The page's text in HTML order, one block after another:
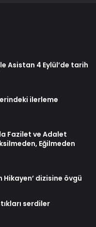
Asistan 4 Eylül’de tarih
ilerleme
Fazilet ve Adalet
Eğilmeden
Hikayen’ dizisine övgü
serdiler